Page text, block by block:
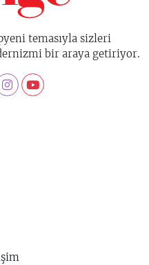
temasıyla sizleri
bir araya getiriyor.